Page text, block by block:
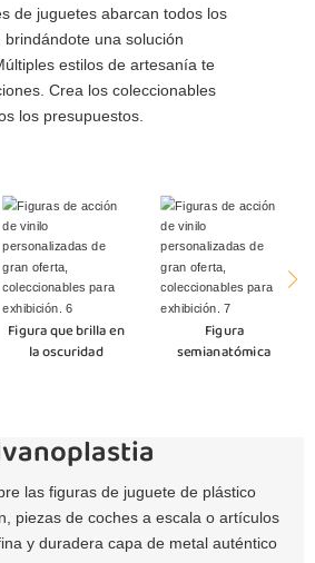
de juguetes abarcan todos los
una solución
estilos de artesanía te
Crea los coleccionables
los presupuestos.
Figura que brilla en
la oscuridad
Figura
semianatómica
las figuras de juguete de plástico
piezas de coches a escala o artículos
y duradera capa de metal auténtico